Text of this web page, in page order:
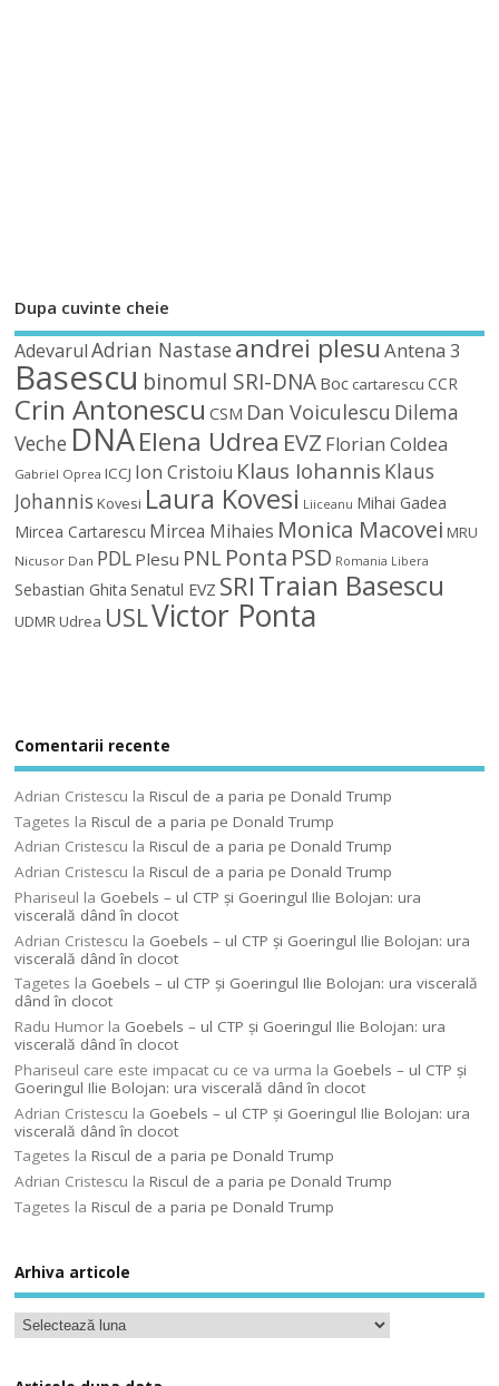
Dupa cuvinte cheie
Adevarul Adrian Nastaseandrei plesuAntena 3
Basescu binomul SRI-DNA Boc cartarescu CCR
Crin Antonescu CSM Dan Voiculescu Dilema
Veche DNAElena Udrea EVZ Florian Coldea
Gabriel Oprea ICCJ Ion Cristoiu Klaus Iohannis Klaus
Johannis Kovesi Laura Kovesi Liiceanu Mihai Gadea
Mircea Cartarescu Mircea Mihaies Monica Macovei MRU
Nicusor Dan PDL Plesu PNL Ponta PSD Romania Libera
Sebastian Ghita Senatul EVZ SRITraian Basescu
UDMRUdrea USLVictor Ponta
Comentarii recente
Adrian Cristescu laRiscul de a paria pe Donald Trump
Tagetes laRiscul de a paria pe Donald Trump
Adrian Cristescu laRiscul de a paria pe Donald Trump
Adrian Cristescu laRiscul de a paria pe Donald Trump
Phariseul la Goebels – ul CTP şi Goeringul Ilie Bolojan: ura
viscerală dând în clocot
Adrian Cristescu la Goebels – ul CTP şi Goeringul Ilie Bolojan: ura
viscerală dând în clocot
Tagetes la Goebels – ul CTP şi Goeringul Ilie Bolojan: ura viscerală
dând în clocot
Radu Humor la Goebels – ul CTP şi Goeringul Ilie Bolojan: ura
viscerală dând în clocot
Phariseul care este impacat cu ce va urma la Goebels – ul CTP şi
Goeringul Ilie Bolojan: ura viscerală dând în clocot
Adrian Cristescu la Goebels – ul CTP şi Goeringul Ilie Bolojan: ura
viscerală dând în clocot
Tagetes laRiscul de a paria pe Donald Trump
Adrian Cristescu laRiscul de a paria pe Donald Trump
Tagetes laRiscul de a paria pe Donald Trump
Arhiva articole